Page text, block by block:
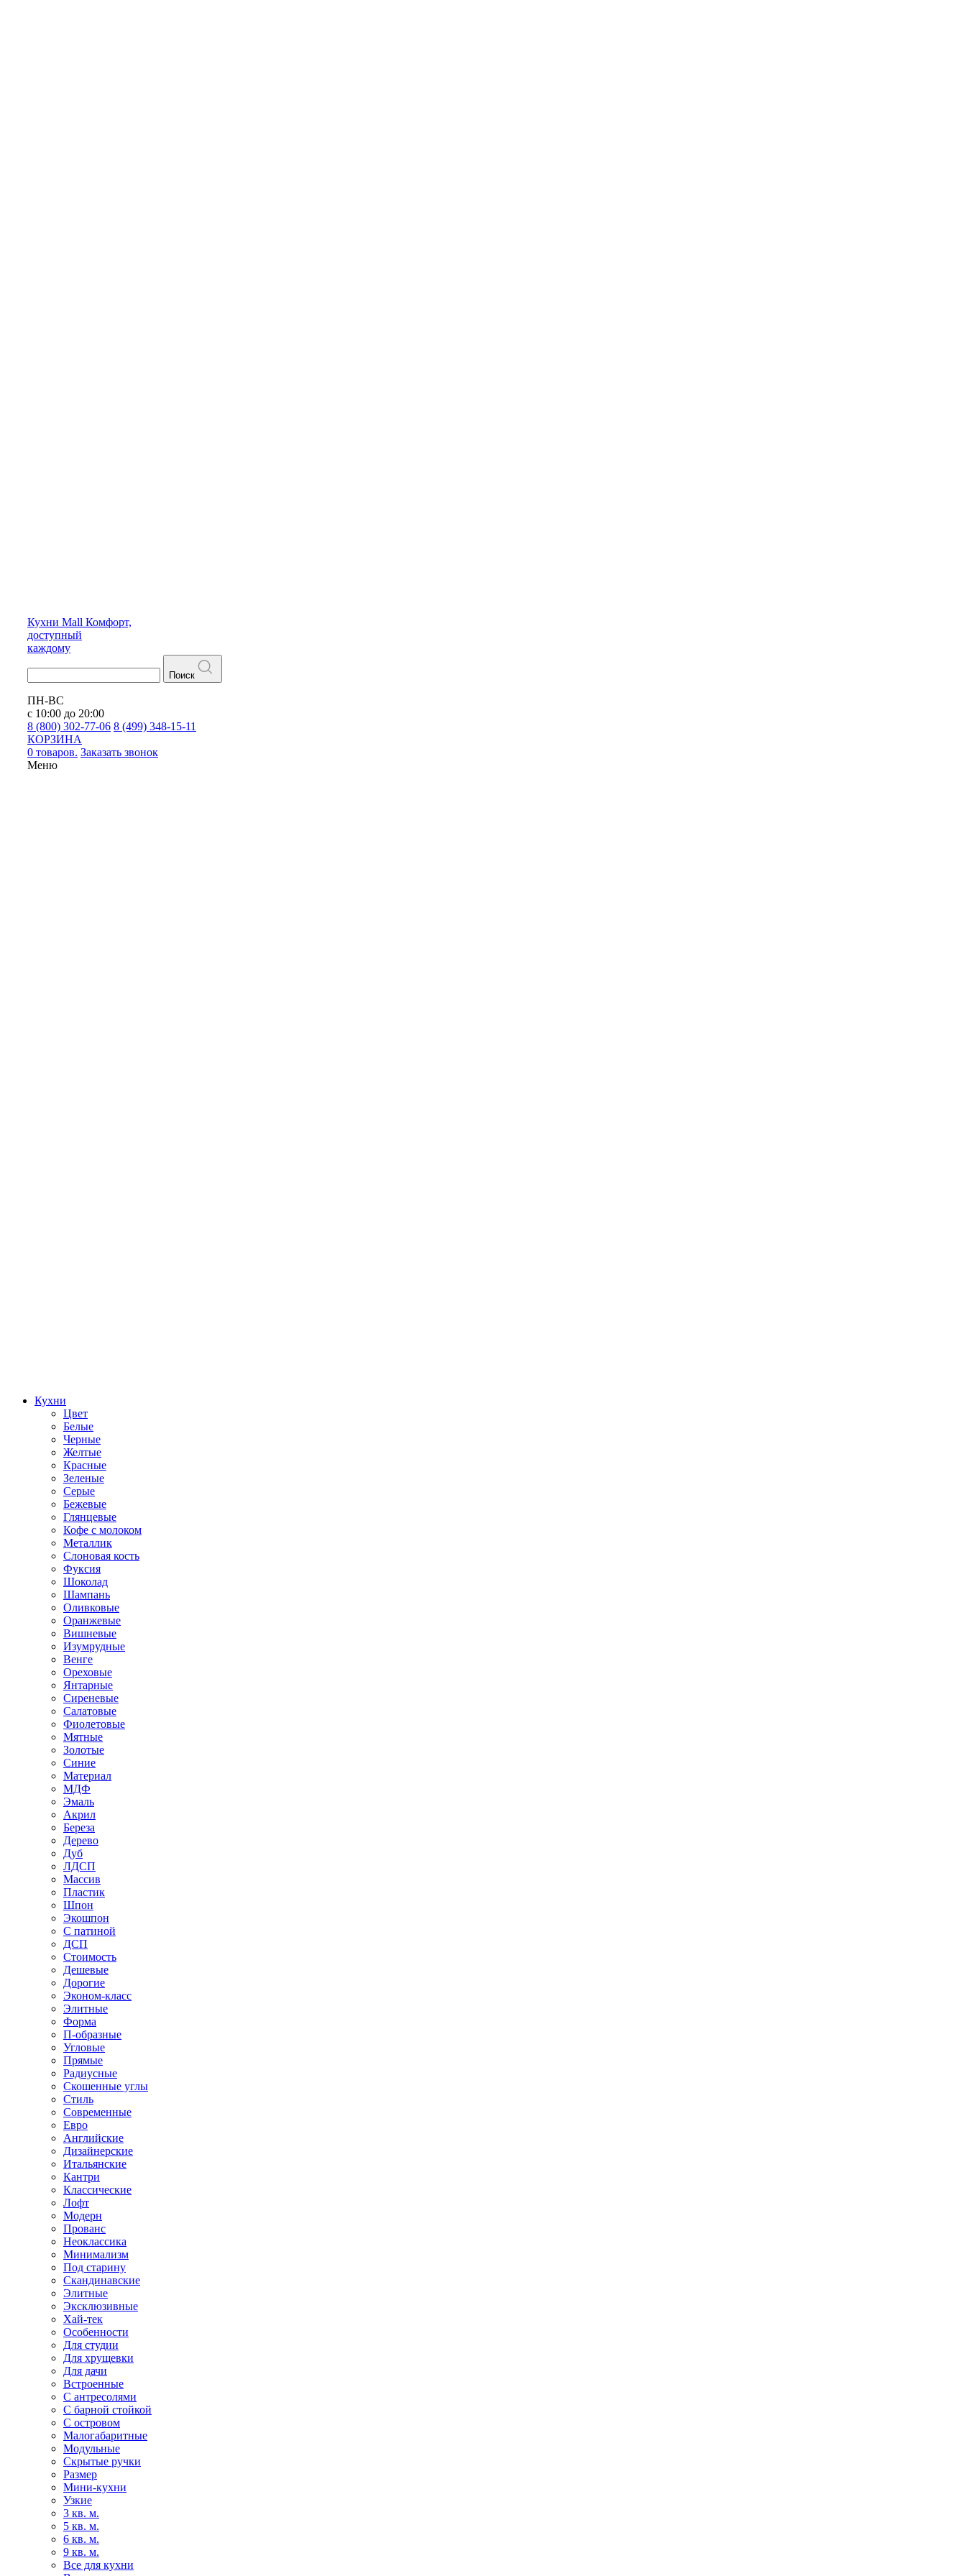
Кухни Mall Комфорт,
доступный
каждому
Поиск
ПН-ВС
с 10:00 до 20:00
8 (800) 302-77-06 8 (499) 348-15-11
КОРЗИНА
0 товаров. Заказать звонок
Меню
Кухни
Цвет
Белые
Черные
Желтые
Красные
Зеленые
Серые
Бежевые
Глянцевые
Кофе с молоком
Металлик
Слоновая кость
Фуксия
Шоколад
Шампань
Оливковые
Оранжевые
Вишневые
Изумрудные
Венге
Ореховые
Янтарные
Сиреневые
Салатовые
Фиолетовые
Мятные
Золотые
Синие
Материал
МДФ
Эмаль
Акрил
Береза
Дерево
Дуб
ЛДСП
Массив
Пластик
Шпон
Экошпон
С патиной
ДСП
Стоимость
Дешевые
Дорогие
Эконом-класс
Элитные
Форма
П-образные
Угловые
Прямые
Радиусные
Скошенные углы
Стиль
Современные
Евро
Английские
Дизайнерские
Итальянские
Кантри
Классические
Лофт
Модерн
Прованс
Неоклассика
Минимализм
Под старину
Скандинавские
Элитные
Эксклюзивные
Хай-тек
Особенности
Для студии
Для хрущевки
Для дачи
Встроенные
С антресолями
С барной стойкой
С островом
Малогабаритные
Модульные
Скрытые ручки
Размер
Мини-кухни
Узкие
3 кв. м.
5 кв. м.
6 кв. м.
9 кв. м.
Все для кухни